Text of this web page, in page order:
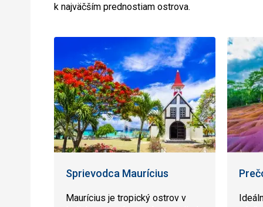
k najväčším prednostiam ostrova.
Sprievodca Maurícius
Maurícius je tropický ostrov v